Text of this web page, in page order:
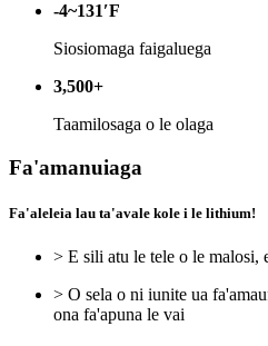
-4~131′F
Siosiomaga faigaluega
3,500+
Taamilosaga o le olaga
Fa'amanuiaga
Fa'aleleia lau ta'avale kole i le lithium!
> E sili atu le tele o le malosi,
> O sela o ni iunite ua
ona fa'apuna le vai